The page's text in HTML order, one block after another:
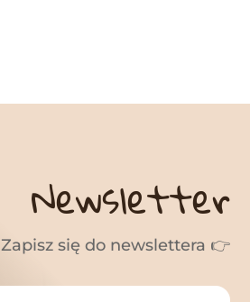
Newsletter
Zapisz się do newslettera 👉